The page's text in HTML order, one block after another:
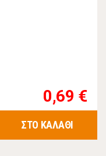
0,69 €
ΣΤΟ ΚΑΛΑΘΙ